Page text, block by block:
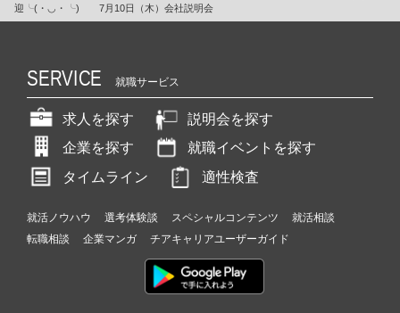
迎╰(・◡・╰) 7月10日（木）会社説明会
SERVICE 就職サービス
求人を探す
説明会を探す
企業を探す
就職イベントを探す
タイムライン
適性検査
就活ノウハウ 選考体験談 スペシャルコンテンツ
就活相談
転職相談
企業マンガ チアキャリアユーザーガイド